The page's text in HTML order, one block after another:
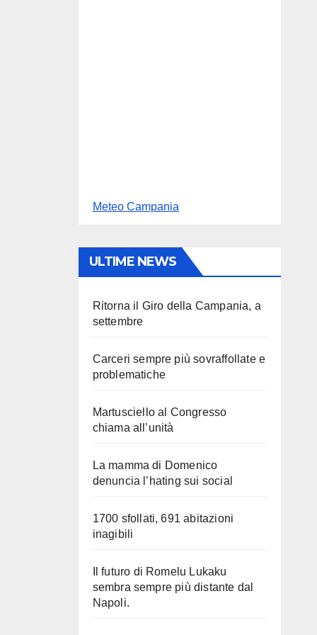
Meteo Campania
ULTIME NEWS
Ritorna il Giro della Campania, a
settembre
Carceri sempre più sovraffollate e
problematiche
Martusciello al Congresso
chiama all’unità
La mamma di Domenico
denuncia l’hating sui social
1700 sfollati, 691 abitazioni
inagibili
Il futuro di Romelu Lukaku
sembra sempre più distante dal
Napoli.